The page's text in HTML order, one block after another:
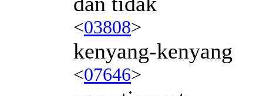
<03808>
kenyang-kenyang
<07646>